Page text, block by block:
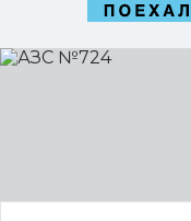
АЗС